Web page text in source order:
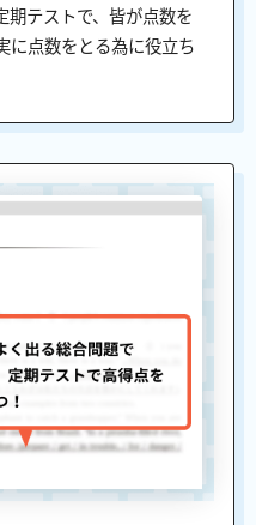
期テストで、皆が点数を
に点数をとる為に役立ち